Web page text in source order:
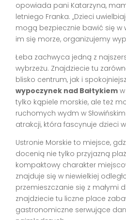
opowiada pani Katarzyna,
letniego Franka. „Dzieci
mogą bezpiecznie bawić się w
im się morze, organizujemy
Łeba zachwyca jedną z
wybrzeżu. Znajdziecie tu
blisko centrum, jak i
wypoczynek nad Bałtykiem
tylko kąpiele morskie, ale też
ruchomych wydm w
atrakcji, która fascynuje dzieci
Ustronie Morskie to miejsce,
docenią nie tylko przyjazną
kompaktowy charakter
znajduje się w niewielkiej
przemieszczanie się z małymi
znajdziecie tu liczne place
gastronomiczne serwujące